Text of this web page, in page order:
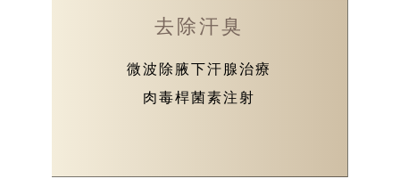
去除汗臭
微波除腋下汗腺治療
肉毒桿菌素注射